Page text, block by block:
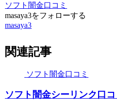
ソフト闇金口コミ
masaya3をフォローする
masaya3
関連記事
ソフト闇金口コミ
ソフト闇金シーリンク口コ